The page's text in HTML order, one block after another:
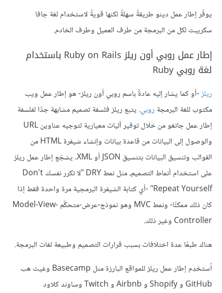
يوفّر إطار عمل دينو طريقةً سهلةً لكنها قويةً لاستخدام لغة جافا
سكريبت لكل من البرمجة من طرف العميل وطرف الخادم.
إطار عمل روبي أون ريلز Ruby on Rails باستخدام
لغة روبي Ruby
ريلز-أو كما يشار إليه عادةً باسم روبي أون ريلز- هو إطار عمل ويب
مكتوب للغة البرمجة روبي. يتبع ريلز فلسفة تصميم مشابهة جدًا لفلسفة
إطار عمل جانغو من خلال توفير آليات معيارية لتوجيه عناوين URL
والوصول إلى البيانات من قاعدة بيانات وإنشاء شيفرة HTML من
القوالب وتنسيق البيانات بتنسيق JSON أو XML. يشجّع إطار عمل ريلز
على استخدام أنماط التصميم، مثل نمط DRY "لا تكرر نفسك Don't
Repeat Yourself" -أي كتابة الشيفرة البرمجية مرة واحدة فقط إذا
كان ذلك ممكنًا- ونمط MVC وهو نموذج-عرض-متحكِّم Model-View-
Controller وغير ذلك.
هناك طبعًا عدة اختلافات بسبب قرارات التصميم وطبيعة لغات البرمجة.
اُستخدِم إطار عمل ريلز للمواقع البارزة مثل Basecamp وغيت هب
GitHub و Shopify و Airbnb و Twitch وساوند كلاود